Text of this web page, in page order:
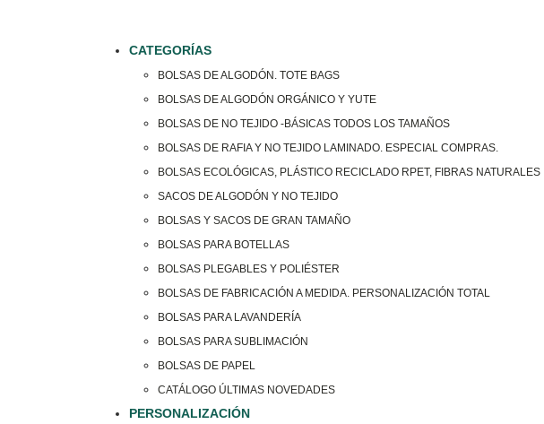
CATEGORÍAS
BOLSAS DE ALGODÓN. TOTE BAGS
BOLSAS DE ALGODÓN ORGÁNICO Y YUTE
BOLSAS DE NO TEJIDO -BÁSICAS TODOS LOS TAMAÑOS
BOLSAS DE RAFIA Y NO TEJIDO LAMINADO. ESPECIAL COMPRAS.
BOLSAS ECOLÓGICAS, PLÁSTICO RECICLADO RPET, FIBRAS NATURALES
SACOS DE ALGODÓN Y NO TEJIDO
BOLSAS Y SACOS DE GRAN TAMAÑO
BOLSAS PARA BOTELLAS
BOLSAS PLEGABLES Y POLIÉSTER
BOLSAS DE FABRICACIÓN A MEDIDA. PERSONALIZACIÓN TOTAL
BOLSAS PARA LAVANDERÍA
BOLSAS PARA SUBLIMACIÓN
BOLSAS DE PAPEL
CATÁLOGO ÚLTIMAS NOVEDADES
PERSONALIZACIÓN